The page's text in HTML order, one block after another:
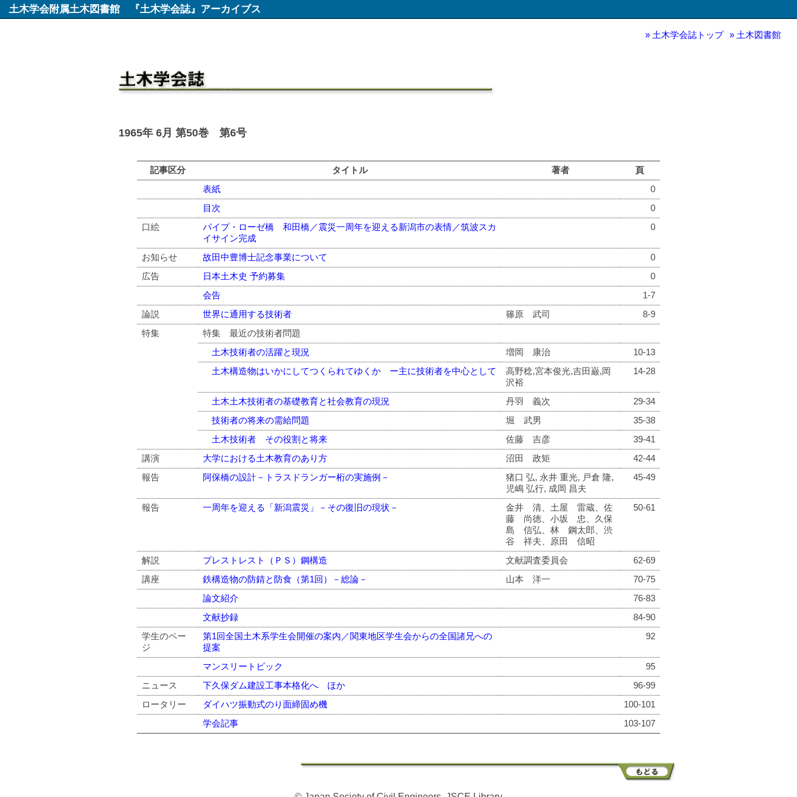
土木学会附属土木図書館 『土木学会誌』アーカイブス
土木学会誌トップ 土木図書館
1965年 6月 第50巻 第6号
記事区分 タイトル 著者
頁
表紙
0
目次
0
口絵
パイプ・ローゼ橋 和田橋／震災一周年を迎える新潟市の表情／筑波スカ
イサイン完成
0
お知らせ 故田中豊博士記念事業について
0
広告
日本土木史 予約募集
0
会告
1-7
論説
世界に通用する技術者 篠原 武司
8-9
特集
特集 最近の技術者問題
土木技術者の活躍と現況
増岡 康治
10-13
土木構造物はいかにしてつくられてゆくか ー主に技術者を中心として
高野稔,宮本俊光,吉田巌,岡
沢裕
14-28
土木土木技術者の基礎教育と社会教育の現況 丹羽 義次
29-34
技術者の将来の需給問題
堀 武男
35-38
土木技術者 その役割と将来
佐藤 吉彦
39-41
講演
大学における土木教育のあり方 沼田 政矩
42-44
報告
阿保橋の設計－トラスドランガー桁の実施例－
猪口 弘, 永井 重光, 戸倉 隆,
児嶋 弘行, 成岡 昌夫
45-49
報告 一周年を迎える「新潟震災」－その復旧の現状－
金井 清、土屋 雷蔵、佐
藤 尚徳、小坂 忠、久保
島 信弘、林 鋼太郎、渋
谷 祥夫、原田 信昭
50-61
解説 プレストレスト（ＰＳ）鋼構造 文献調査委員会
62-69
講座
鉄構造物の防錆と防食（第1回）－総論－ 山本 洋一
70-75
論文紹介
76-83
文献抄録
84-90
学生のペー
ジ
第1回全国土木系学生会開催の案内／関東地区学生会からの全国諸兄への
提案
92
マンスリートピック
95
ニュース
下久保ダム建設工事本格化へ ほか
96-99
ロータリー
ダイハツ振動式のり面締固め機
100-101
学会記事
103-107